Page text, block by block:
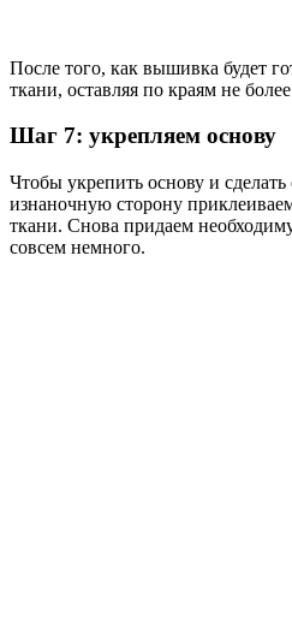
После того, как вышивка будет
ткани, оставляя по краям не
Шаг 7: укрепляем основу
Чтобы укрепить основу и
изнаночную сторону
ткани. Снова придаем
совсем немного.